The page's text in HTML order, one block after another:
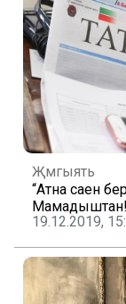
Җәмгыять
“Атна саен
Мамадыштан!
19.12.2019,